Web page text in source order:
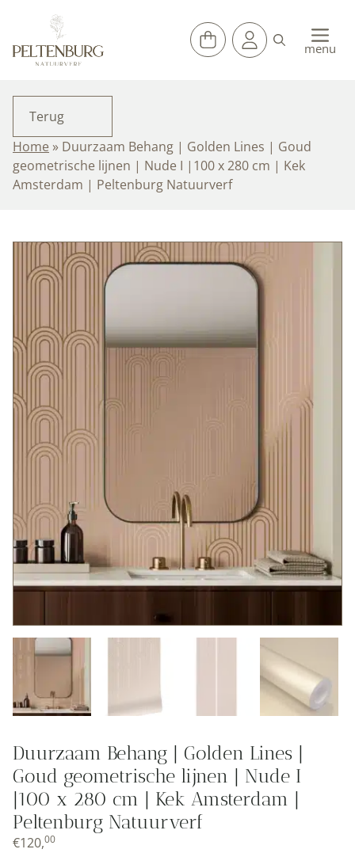
de
inhoud
menu
Terug
Home » Duurzaam Behang | Golden Lines | Goud
geometrische lijnen | Nude I |100 x 280 cm | Kek
Amsterdam | Peltenburg Natuurverf
Duurzaam Behang | Golden Lines |
Goud geometrische lijnen | Nude I
|100 x 280 cm | Kek Amsterdam |
Peltenburg Natuurverf
€120,00